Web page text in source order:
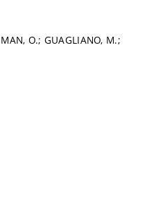
MAN, O.; GUAGLIANO, M.;